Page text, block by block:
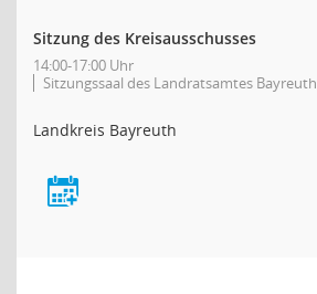
Sitzung des Kreisausschusses
14:00-17:00 Uhr
Sitzungssaal des Landratsamtes Bayreuth
Landkreis Bayreuth